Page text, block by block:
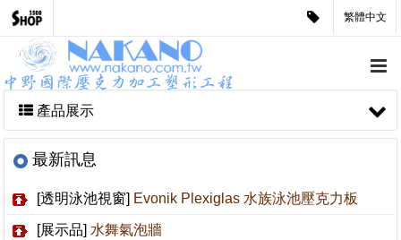
繁體中文
產品展示
最新訊息
[透明泳池視窗] Evonik Plexiglas 水族泳池壓克力板
[展示品] 水舞氣泡牆